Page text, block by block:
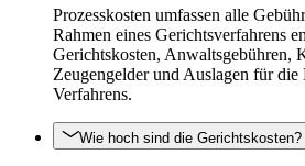
Prozesskosten umfassen alle
Rahmen eines Gerichtsverfahrens
Gerichtskosten, Anwaltsgebühren,
Zeugengelder und Auslagen für
Verfahrens.
Wie hoch sind die Gerichtskosten?